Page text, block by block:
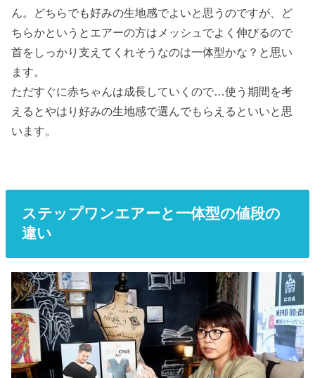
ん。どちらでも好みの生地感でよいと思うのですが、ど
ちらかというとエアーの方はメッシュでよく伸びるので
首をしっかり支えてくれそうなのは一体型かな？と思い
ます。
ただすぐに赤ちゃんは成長していくので…使う期間を考
えるとやはり好みの生地感で選んでもらえるといいと思
います。
ステップワンエアーと一体型の値段の
違い